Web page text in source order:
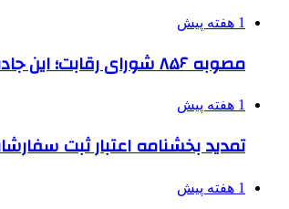
1 هفته پیش
مصوبه ۸۵۶ شورای رقابت؛ این جاده یک‌طرفه است
1 هفته پیش
تمدید بخشنامه اعتبار ثبت سفارشات
1 هفته پیش